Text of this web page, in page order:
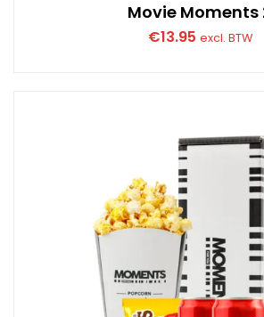
Movie Moments
€13.95 excl. BTW